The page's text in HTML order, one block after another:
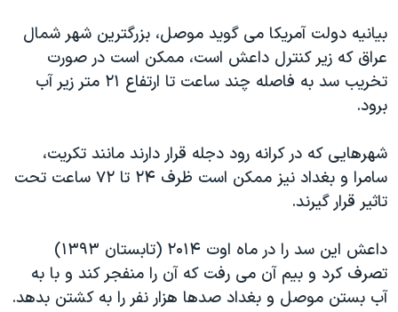
بیانیه دولت آمریکا می گوید موصل، بزرگترین شهر شمال
عراق که زیر کنترل داعش است، ممکن است در صورت
تخریب سد به فاصله چند ساعت تا ارتفاع ۲۱ متر زیر آب
برود.
شهرهایی که در کرانه رود دجله قرار دارند مانند تکریت،
سامرا و بغداد نیز ممکن است ظرف ۲۴ تا ۷۲ ساعت تحت
تاثیر قرار گیرند.
داعش این سد را در ماه اوت ۲۰۱۴ (تابستان ۱۳۹۳)
تصرف کرد و بیم آن می رفت که آن را منفجر کند و با به
آب بستن موصل و بغداد صدها هزار نفر را به کشتن بدهد.